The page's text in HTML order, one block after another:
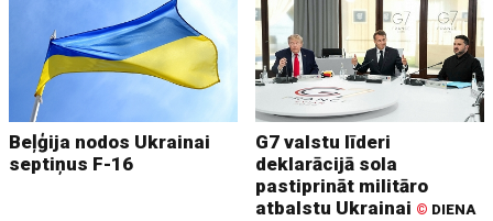
Beļģija nodos Ukrainai
septiņus F-16
G7 valstu līderi
deklarācijā sola
pastiprināt militāro
atbalstu Ukrainai © DIENA